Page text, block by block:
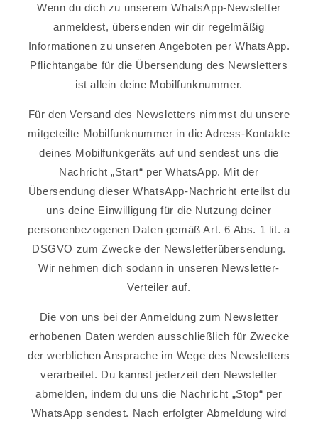
Wenn du dich zu unserem WhatsApp-Newsletter
anmeldest, übersenden wir dir regelmäßig
Informationen zu unseren Angeboten per WhatsApp.
Pflichtangabe für die Übersendung des Newsletters
ist allein deine Mobilfunknummer.
Für den Versand des Newsletters nimmst du unsere
mitgeteilte Mobilfunknummer in die Adress-Kontakte
deines Mobilfunkgeräts auf und sendest uns die
Nachricht „Start“ per WhatsApp. Mit der
Übersendung dieser WhatsApp-Nachricht erteilst du
uns deine Einwilligung für die Nutzung deiner
personenbezogenen Daten gemäß Art. 6 Abs. 1 lit. a
DSGVO zum Zwecke der Newsletterübersendung.
Wir nehmen dich sodann in unseren Newsletter-
Verteiler auf.
Die von uns bei der Anmeldung zum Newsletter
erhobenen Daten werden ausschließlich für Zwecke
der werblichen Ansprache im Wege des Newsletters
verarbeitet. Du kannst jederzeit den Newsletter
abmelden, indem du uns die Nachricht „Stop“ per
WhatsApp sendest. Nach erfolgter Abmeldung wird